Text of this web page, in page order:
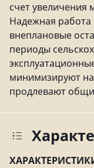
счет
Надежная работа
внеплановые
периоды
минимизируют
продлевают